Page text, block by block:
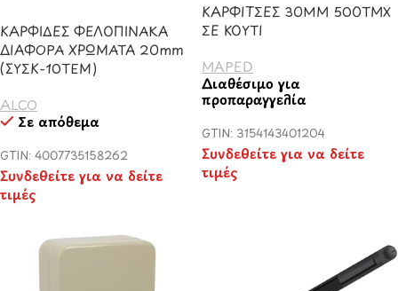
ΚΑΡΦΙΔΕΣ ΦΕΛΟΠΙΝΑΚΑ
ΔΙΑΦΟΡΑ ΧΡΩΜΑΤΑ 20mm
(ΣΥΣΚ-10ΤΕΜ)
ALCO
Σε απόθεμα
GTIN: 4007735158262
Συνδεθείτε για να δείτε
τιμές
ΚΑΡΦΙΤΣΕΣ 30ΜΜ 500ΤΜΧ
ΣΕ ΚΟΥΤΙ
MAPED
Διαθέσιμο για
προπαραγγελία
GTIN: 3154143401204
Συνδεθείτε για να δείτε
τιμές